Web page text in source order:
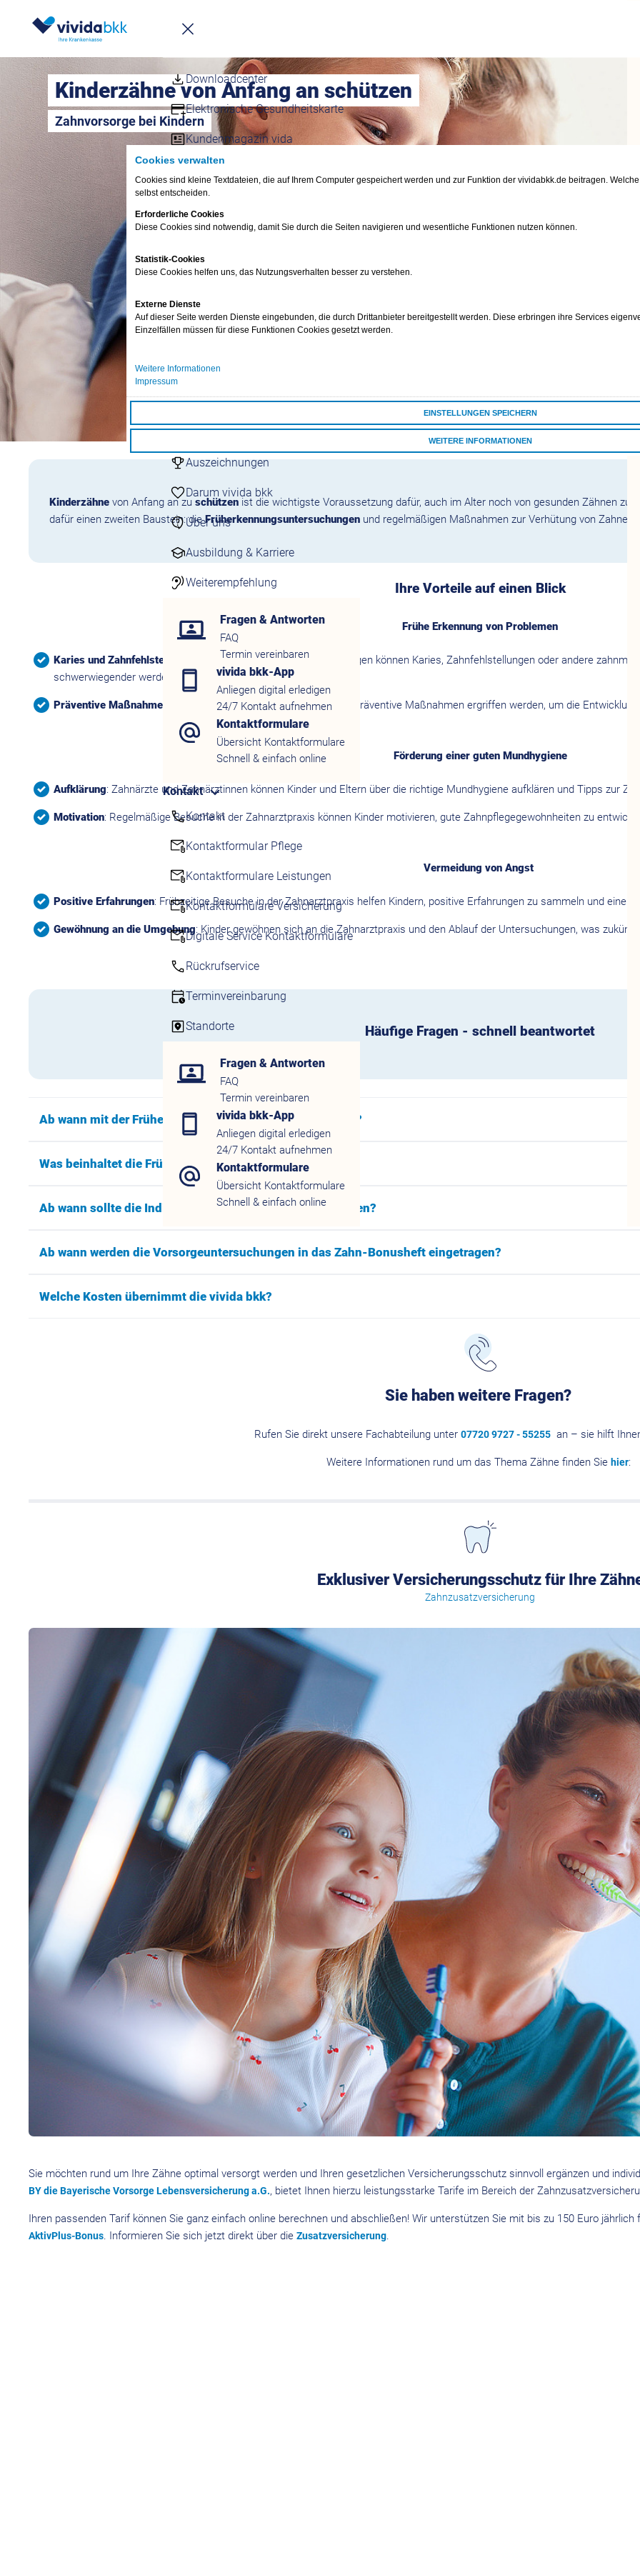
Cookies verwalten
Cookies sind kleine Textdateien, die auf Ihrem Computer gespeichert werden und zur Funktion der vividabkk.de beitragen.
selbst entscheiden.
Erforderliche Cookies
Diese Cookies sind notwendig, damit Sie durch die Seiten navigieren und wesentliche Funktionen nutzen können.
Statistik-Cookies
Diese Cookies helfen uns, das Nutzungsverhalten besser zu verstehen.
Externe Dienste
Auf dieser Seite werden Dienste eingebunden, die durch Drittanbieter bereitgestellt werden. Diese erbringen ihre Services
Einzelfällen müssen für diese Funktionen Cookies gesetzt werden.
Weitere Informationen
Impressum
EINSTELLUNGEN SPEICHERN
WEITERE INFORMATIONEN
Downloadcenter
Elektronische Gesundheitskarte
Kundenmagazin vida
Häufige Fragen – FAQs
Fragen & Antworten
Termin vereinbaren
24/7 Kontakt aufnehmen
Schnell & einfach online
vivida bkk
Auszeichnungen
Darum vivida bkk
Über uns
Ausbildung & Karriere
Weiterempfehlung
Fragen & Antworten
FAQ
Termin vereinbaren
vivida bkk-App
Anliegen digital erledigen
24/7 Kontakt aufnehmen
Kontaktformulare
Übersicht Kontaktformulare
Schnell & einfach online
Kontakt
Kontakt
Kontaktformular Pflege
Kontaktformulare Leistungen
Kontaktformulare Versicherung
Digitale Service Kontaktformulare
Rückrufservice
Terminvereinbarung
Standorte
Fragen & Antworten
FAQ
Termin vereinbaren
vivida bkk-App
Anliegen digital erledigen
24/7 Kontakt aufnehmen
Kontaktformulare
Übersicht Kontaktformulare
Schnell & einfach online
Kinderzähne von Anfang an schützen
Zahnvorsorge bei Kindern
Kinderzähnevon Anfang an zu schützenist die wichtigste Voraussetzung dafür, auch im Alter noch von gesunden Zähnen zu
dafür einen zweiten Baustein: dieFrüherkennungsuntersuchungenund regelmäßigen Maßnahmen zur Verhütung von
Ihre Vorteile auf einen Blick
Frühe Erkennung von Problemen
Karies und Zahnfehlstellungen
: Durch regelmäßige Untersuchungen können Karies, Zahnfehlstellungen oder andere
schwerwiegender werden.
Präventive Maßnahmen : Bei der frühzeitigen Erkennung können präventive Maßnahmen ergriffen werden, um die
Förderung einer guten Mundhygiene
Aufklärung: Zahnärzte und Zahnärztinnen können Kinder und Eltern über die richtige Mundhygiene aufklären und Tipps zur
Motivation: Regelmäßige Besuche in der Zahnarztpraxis können Kinder motivieren, gute Zahnpflegegewohnheiten zu
Vermeidung von Angst
Positive Erfahrungen: Frühzeitige Besuche in der Zahnarztpraxis helfen Kindern, positive Erfahrungen zu sammeln und eine
Gewöhnung an die Umgebung: Kinder gewöhnen sich an die Zahnarztpraxis und den Ablauf der Untersuchungen, was
Häufige Fragen - schnell beantwortet
Ab wann mit der Früherkennungsuntersuchung beginnen?
Was beinhaltet die Früherkennungsuntersuchung?
Ab wann sollte die Indivdualprohylaxe durchgeführt werden?
Ab wann werden die Vorsorgeuntersuchungen in das Zahn-Bonusheft eingetragen?
Welche Kosten übernimmt die vivida bkk?
Sie haben weitere Fragen?
Rufen Sie direkt unsere Fachabteilung unter 07720 9727 - 55255 an – sie hilft
Weitere Informationen rund um das Thema Zähne finden Sie hier:
Exklusiver Versicherungsschutz für Ihre
Zahnzusatzversicherung
Sie möchten rund um Ihre Zähne optimal versorgt werden und Ihren gesetzlichen Versicherungsschutz sinnvoll ergänzen und
BY die Bayerische Vorsorge Lebensversicherung a.G., bietet Ihnen hierzu leistungsstarke Tarife im Bereich der
Ihren passenden Tarif können Sie ganz einfach online berechnen und abschließen! Wir unterstützen Sie mit bis zu 150 Euro
AktivPlus-Bonus. Informieren Sie sich jetzt direkt über die Zusatzversicherung.